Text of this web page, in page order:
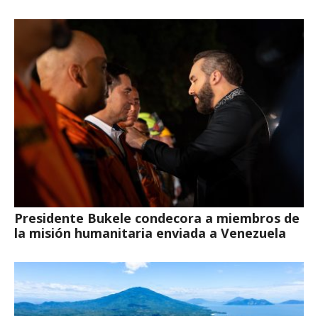
Presidente Bukele condecora a miembros de
la misión humanitaria enviada a Venezuela